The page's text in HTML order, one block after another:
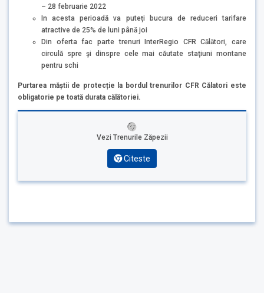
– 28 februarie 2022
In acesta perioadă va puteți bucura de reduceri tarifare
atractive de 25% de luni până joi
Din oferta fac parte trenuri InterRegio CFR Călători, care
circulă spre şi dinspre cele mai căutate staţiuni montane
pentru schi
Purtarea măștii de protecție la bordul trenurilor CFR Călatori este
obligatorie pe toată durata călătoriei.
Vezi Trenurile Zăpezii
Citeste